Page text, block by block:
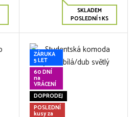
SKLADEM
POSLEDNÍ 1 KS
ZÁRUKA
5 LET
60 DNÍ
na
VRÁCENÍ
DOPRODEJ
POSLEDNÍ
kusy za